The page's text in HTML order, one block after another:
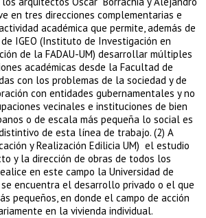
en tres direcciones complementarias e
académica que permite, además de
IGEO (Instituto de Investigación en
de la FADAU-UM) desarrollar múltiples
académicas desde la Facultad de
con los problemas de la sociedad y de
con entidades gubernamentales y no
vecinales e instituciones de bien
o de escala más pequeña lo social es
de esta línea de trabajo. (2) A
y Realización Edilicia UM) el estudio
y la dirección de obras de todos los
en este campo la Universidad de
encuentra el desarrollo privado o el que
pequeños, en donde el campo de acción
en la vivienda individual.